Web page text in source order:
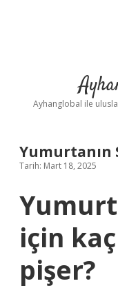
Ayhanglobal ile
Yumurtanın
Tarih: Mart 18, 2025
için
pişer?